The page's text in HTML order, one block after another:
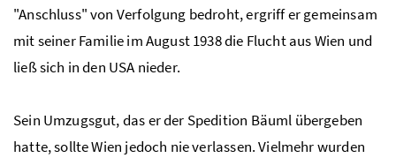
"Anschluss" von Verfolgung bedroht, ergriff er gemeinsam
mit seiner Familie im August 1938 die Flucht aus Wien und
ließ sich in den USA nieder.
Sein Umzugsgut, das er der Spedition Bäuml übergeben
hatte, sollte Wien jedoch nie verlassen. Vielmehr wurden